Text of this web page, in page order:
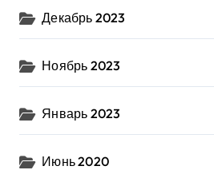
Декабрь 2023
Ноябрь 2023
Январь 2023
Июнь 2020